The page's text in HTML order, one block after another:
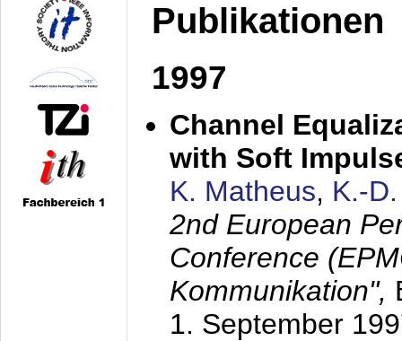
Publikationen
1997
Channel
with Soft
K. Matheus, K.-
2nd European
Conference
Kommunikation",
1. September